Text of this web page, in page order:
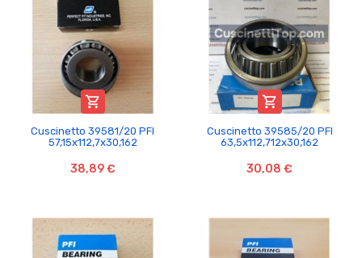

Cuscinetto 39581/20 PFI
57,15x112,7x30,162
38,89 €

Cuscinetto 39585/20 PFI
63,5x112,712x30,162
30,08 €